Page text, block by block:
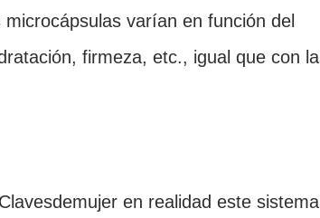
varían en función del
firmeza, etc., igual que con
en realidad este sistema